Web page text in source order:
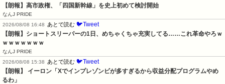
【朗報】高市政権、「四国新幹線」を史上初めて検討開始
なんJ PRIDE
2026/08/08 16:48
あとで読む 🐦Tweet
【朗報】ショートスリーパーの1日、めちゃくちゃ充実してる……これ革命やろｗ
ｗｗｗｗｗｗｗ
なんJ PRIDE
2026/08/08 15:38
あとで読む 🐦Tweet
【朗報】 イーロン「Xでインプレゾンビが多すぎるから収益分配プログラムやめ
るわ」